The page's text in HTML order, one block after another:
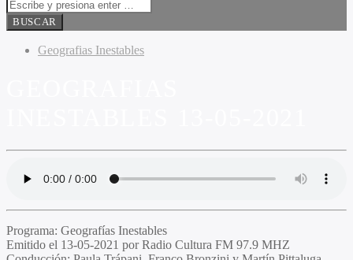
Geografias Inestables
Programa: Geografías Inestables
Emitido el 13-05-2021 por Radio Cultura FM 97.9 MHZ